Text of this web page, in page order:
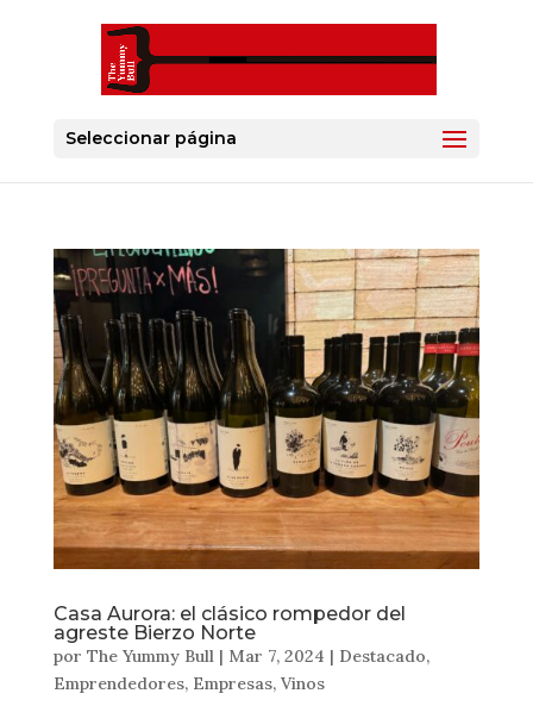
Seleccionar página
Casa Aurora: el clásico rompedor del
agreste Bierzo Norte
por The Yummy Bull| Mar 7, 2024 | Destacado,
Emprendedores, Empresas, Vinos